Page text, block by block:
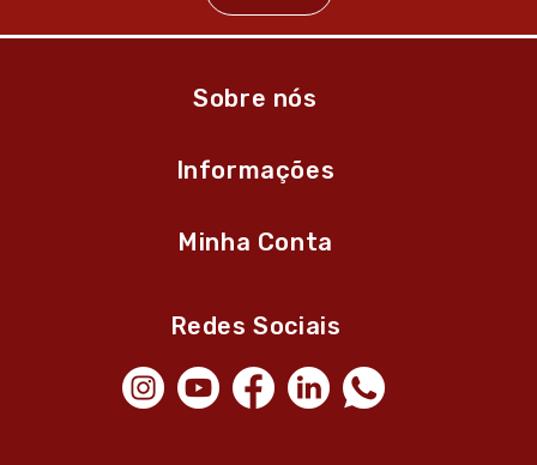
Sobre nós
Informações
Minha Conta
Redes Sociais